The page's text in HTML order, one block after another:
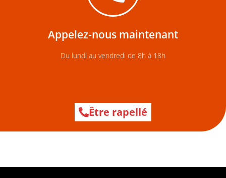
Appelez-nous maintenant
Du lundi au vendredi de 8h à 18h
Echangez avec des pros
projet
Être rapellé